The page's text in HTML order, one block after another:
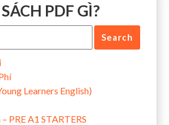
PDF GÌ?
Learners English)
PRE A1 STARTERS